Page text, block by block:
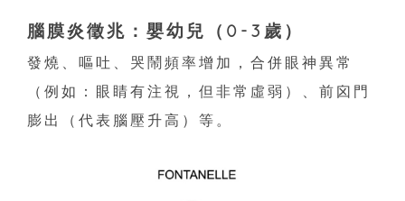
腦膜炎徵兆：嬰幼兒（0-3歲）
發燒、嘔吐、哭鬧頻率增加，合併眼神異常
（例如：眼睛有注視，但非常虛弱）、前囟門
膨出（代表腦壓升高）等。